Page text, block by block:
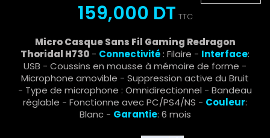
159,000 DT TTC
Micro Casque Sans Fil Gaming Redragon
Thoridal H730 - Connectivité: Filaire - Interface:
USB - Coussins en mousse à mémoire de forme -
Microphone amovible - Suppression active du Bruit
- Type de microphone : Omnidirectionnel - Bandeau
réglable - Fonctionne avec PC/PS4/NS - Couleur:
Blanc - Garantie: 6 mois